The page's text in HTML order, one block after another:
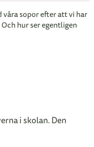
sopor efter att vi har
hur ser egentligen
i skolan. Den